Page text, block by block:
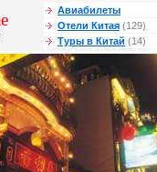
Авиабилеты
Отели Китая (129)
Туры в Китай (14)